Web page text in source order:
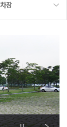
장